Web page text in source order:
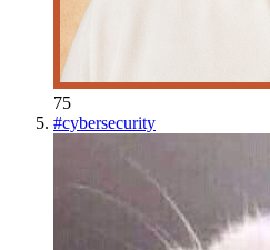
75
#cybersecurity